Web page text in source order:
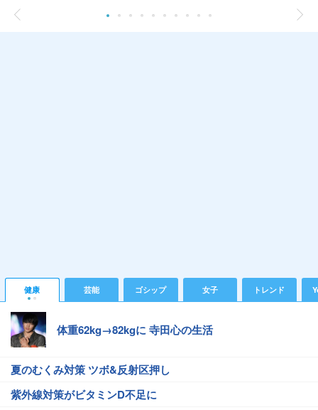
健康 芸能 ゴシップ 女子 トレンド
体重62kg→82kgに 寺田心の生活
夏のむくみ対策 ツボ&反射区押し
紫外線対策がビタミンD不足に